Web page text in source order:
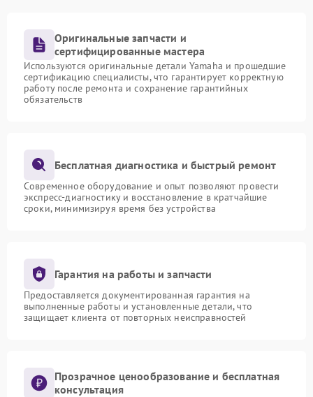
Оригинальные запчасти и
сертифицированные мастера
Используются оригинальные детали Yamaha и прошедшие
сертификацию специалисты, что гарантирует корректную
работу после ремонта и сохранение гарантийных
обязательств
Бесплатная диагностика и быстрый ремонт
Современное оборудование и опыт позволяют провести
экспресс-диагностику и восстановление в кратчайшие
сроки, минимизируя время без устройства
Гарантия на работы и запчасти
Предоставляется документированная гарантия на
выполненные работы и установленные детали, что
защищает клиента от повторных неисправностей
Прозрачное ценообразование и бесплатная
консультация